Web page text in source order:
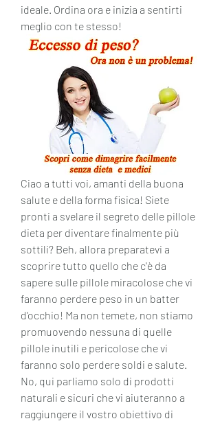
ideale. Ordina ora e inizia a sentirti
meglio con te stesso!
Ciao a tutti voi, amanti della buona
salute e della forma fisica! Siete
pronti a svelare il segreto delle pillole
dieta per diventare finalmente più
sottili? Beh, allora preparatevi a
scoprire tutto quello che c'è da
sapere sulle pillole miracolose che vi
faranno perdere peso in un batter
d'occhio! Ma non temete, non stiamo
promuovendo nessuna di quelle
pillole inutili e pericolose che vi
faranno solo perdere soldi e salute.
No, qui parliamo solo di prodotti
naturali e sicuri che vi aiuteranno a
raggiungere il vostro obiettivo di